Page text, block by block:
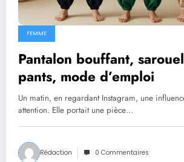
FEMME
Pantalon bouffant,
pants, mode d’emploi
Un matin, en regardant Instagram, une
attention. Elle portait une pièce…
Rédaction 0 Commentaires